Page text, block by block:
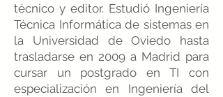
técnico y editor. Estudió Ingeniería
Técnica Informática de sistemas en
la Universidad de Oviedo hasta
trasladarse en 2009 a Madrid para
cursar un postgrado en TI con
especialización en Ingeniería del